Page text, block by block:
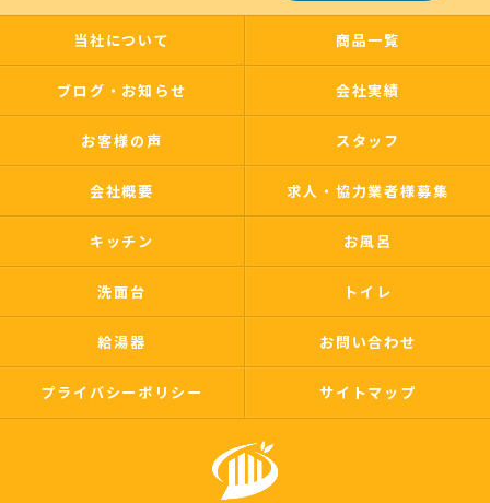
当社について 商品一覧
ブログ・お知らせ 会社実績
お客様の声 スタッフ
会社概要 求人・協力業者様募集
キッチン お風呂
洗面台 トイレ
給湯器 お問い合わせ
プライバシーポリシー サイトマップ